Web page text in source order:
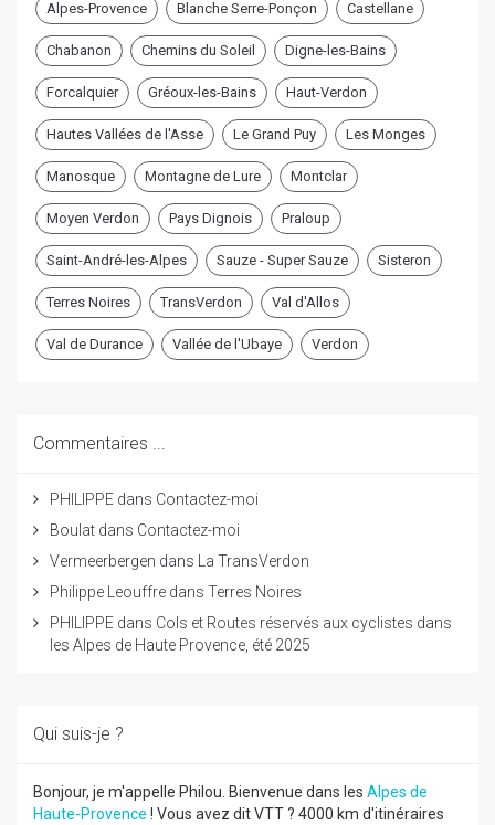
Alpes-Provence Blanche Serre-Ponçon Castellane
Chabanon Chemins du Soleil Digne-les-Bains
Forcalquier Gréoux-les-Bains Haut-Verdon
Hautes Vallées de l'Asse Le Grand Puy Les Monges
Manosque Montagne de Lure Montclar
Moyen Verdon Pays Dignois Praloup
Saint-André-les-Alpes Sauze - Super Sauze Sisteron
Terres Noires TransVerdon Val d'Allos
Val de Durance Vallée de l'Ubaye Verdon
Commentaires ...
PHILIPPE dans Contactez-moi
Boulat dans Contactez-moi
Vermeerbergen dans
La TransVerdon
Philippe Leouffre dans Terres Noires
PHILIPPE dans Cols et Routes réservés aux cyclistes dans
les Alpes de Haute Provence, été 2025
Qui suis-je ?
Bonjour, je m'appelle Philou. Bienvenue dans les Alpes de
Haute-Provence ! Vous avez dit VTT ? 4000 km d'itinéraires